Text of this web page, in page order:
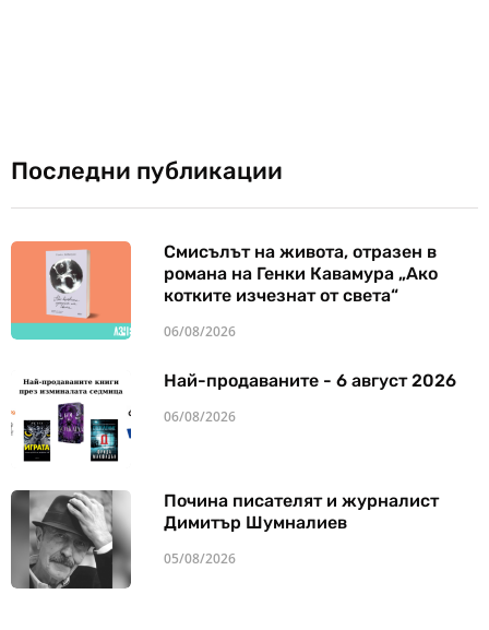
Последни публикации
Смисълът на живота, отразен в
романа на Генки Кавамура „Ако
котките изчезнат от света“
06/08/2026
Най-продаваните - 6 август 2026
06/08/2026
Почина писателят и журналист
Димитър Шумналиев
05/08/2026